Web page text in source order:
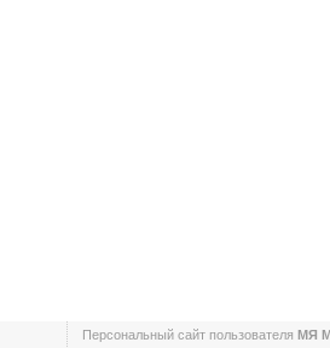
Персональный сайт пользователя МЯ